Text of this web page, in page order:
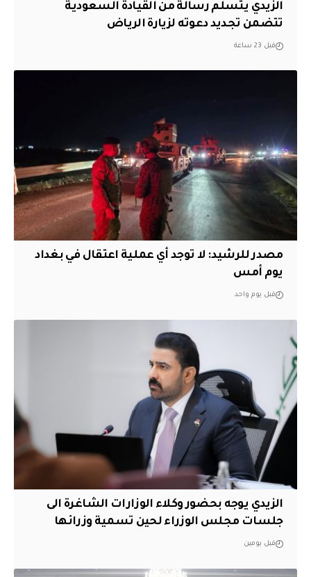
الزيدي يتسلم رسالة من القيادة السعودية
تتضمن تجديد دعوته لزيارة الرياض
قبل 23 ساعة
مصدر للرشيد: لا توجد أي عملية اعتقال في بغداد
يوم أمس
قبل يوم واحد
الزيدي يوجه بحضور وكلاء الوزارات الشاغرة الى
جلسات مجلس الوزراء لحين تسمية وزرائها
قبل يومين